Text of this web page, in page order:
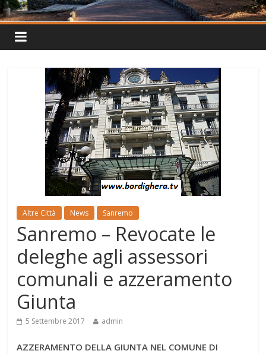
Altre Città News Sanremo
Sanremo – Revocate le
deleghe agli assessori
comunali e azzeramento
Giunta
5 Settembre 2017 admin
AZZERAMENTO DELLA GIUNTA NEL COMUNE DI